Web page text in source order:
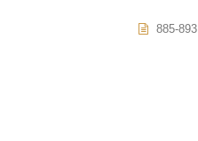
885-893